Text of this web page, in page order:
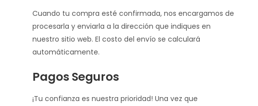
Cuando tu compra esté confirmada, nos encargamos de
procesarla y enviarla a la dirección que indiques en
nuestro sitio web. El costo del envío se calculará
automáticamente.
Pagos Seguros
¡Tu confianza es nuestra prioridad! Una vez que